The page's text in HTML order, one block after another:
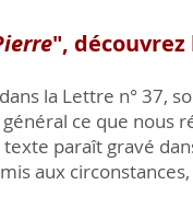
",
la Lettre n° 37,
ce que nous
paraît gravé
aux